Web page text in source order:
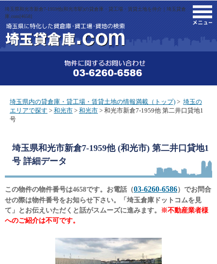
埼玉県和光市新倉7-1959他(和光市駅)の貸倉庫・貸工場・賃貸土地を仲介｜埼玉貸倉
庫.com[4658]
埼玉県内の貸倉庫・貸工場・賃貸土地の情報満載（トップ) > 埼玉の
エリアで探す > 和光市 > 和光市 > 和光市新倉7-1959他 第二井口貸地1
号
埼玉県和光市新倉7-1959他 (和光市) 第二井口貸地1
号 詳細データ
この物件の物件番号は4658です。お電話（03-6260-6586）でお問合
せの際は物件番号をお知らせ下さい。「埼玉倉庫ドットコムを見
て」とお伝えいただくと話がスムーズに進みます。
※不動産業者様
へのご紹介は不可です。